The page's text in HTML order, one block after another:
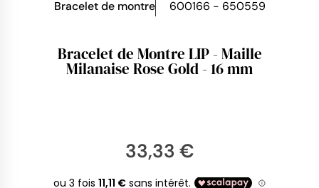
Bracelet de montre 600166 - 650559
Bracelet de Montre LIP - Maille
Milanaise Rose Gold - 16 mm
33,33 €